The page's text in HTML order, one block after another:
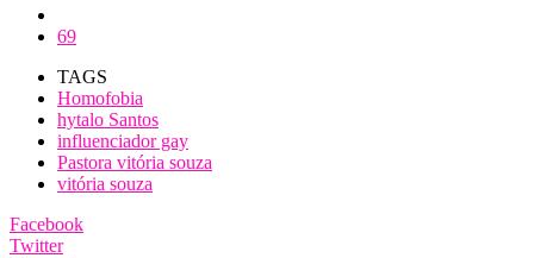
69
TAGS
Homofobia
hytalo Santos
influenciador gay
Pastora vitória souza
vitória souza
Facebook
Twitter